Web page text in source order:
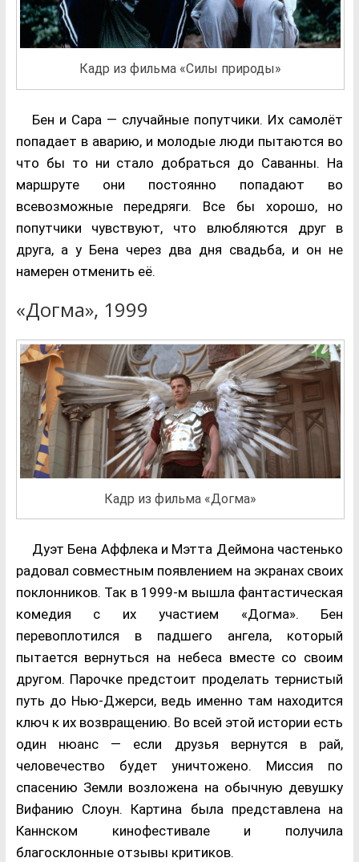
Кадр из фильма «Силы природы»
Бен и Сара — случайные попутчики. Их самолёт
попадает в аварию, и молодые люди пытаются во
что бы то ни стало добраться до Саванны. На
маршруте они постоянно попадают во
всевозможные передряги. Все бы хорошо, но
попутчики чувствуют, что влюбляются друг в
друга, а у Бена через два дня свадьба, и он не
намерен отменить её.
«Догма», 1999
Кадр из фильма «Догма»
Дуэт Бена Аффлека и Мэтта Деймона частенько
радовал совместным появлением на экранах своих
поклонников. Так в 1999-м вышла фантастическая
комедия с их участием «Догма». Бен
перевоплотился в падшего ангела, который
пытается вернуться на небеса вместе со своим
другом. Парочке предстоит проделать тернистый
путь до Нью-Джерси, ведь именно там находится
ключ к их возвращению. Во всей этой истории есть
один нюанс — если друзья вернутся в рай,
человечество будет уничтожено. Миссия по
спасению Земли возложена на обычную девушку
Вифанию Слоун. Картина была представлена на
Каннском кинофестивале и получила
благосклонные отзывы критиков.